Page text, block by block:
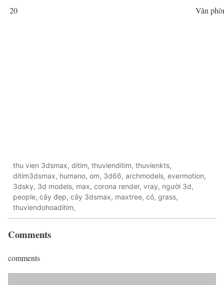
20
Văn
thu vien 3dsmax, ditim, thuvienditim, thuvienkts,
ditim3dsmax, humano, om, 3d66, archmodels, evermotion,
3dsky, 3d models, max, corona render, vray, người 3d,
people, cây đẹp, cây 3dsmax, maxtree, cỏ, grass,
thuviendohoaditim,
Comments
comments